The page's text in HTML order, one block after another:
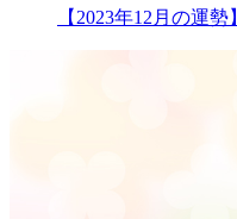
【2023年12月の運